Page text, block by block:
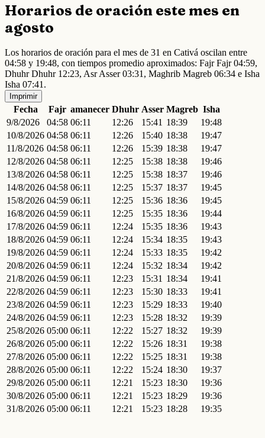
Horarios de oración este mes en
agosto
Los horarios de oración para el mes de 31 en Cativá oscilan entre
04:58 y 19:48, con tiempos promedio aproximados: Fajr Fajr 04:59,
Dhuhr Dhuhr 12:23, Asr Asser 03:31, Maghrib Magreb 06:34 e Isha
Isha 07:41.
Imprimir
Fecha Fajr amanecer Dhuhr Asser Magreb Isha
9/8/2026
04:58 06:11 12:26 15:41 18:39
19:48
10/8/2026 04:58 06:11 12:26 15:40 18:38
19:47
11/8/2026 04:58 06:11 12:26 15:39 18:38
19:47
12/8/2026 04:58 06:11 12:25 15:38 18:38
19:46
13/8/2026 04:58 06:11 12:25 15:38 18:37
19:46
14/8/2026 04:58 06:11 12:25 15:37 18:37
19:45
15/8/2026 04:59 06:11 12:25 15:36 18:36
19:45
16/8/2026 04:59 06:11 12:25 15:35 18:36
19:44
17/8/2026 04:59 06:11 12:24 15:35 18:36
19:43
18/8/2026 04:59 06:11 12:24 15:34 18:35
19:43
19/8/2026 04:59 06:11 12:24 15:33 18:35
19:42
20/8/2026 04:59 06:11 12:24 15:32 18:34
19:42
21/8/2026 04:59 06:11 12:23 15:31 18:34
19:41
22/8/2026 04:59 06:11 12:23 15:30 18:33
19:41
23/8/2026 04:59 06:11 12:23 15:29 18:33
19:40
24/8/2026 04:59 06:11 12:23 15:28 18:32
19:39
25/8/2026 05:00 06:11 12:22 15:27 18:32
19:39
26/8/2026 05:00 06:11 12:22 15:26 18:31
19:38
27/8/2026 05:00 06:11 12:22 15:25 18:31
19:38
28/8/2026 05:00 06:11 12:22 15:24 18:30
19:37
29/8/2026 05:00 06:11 12:21 15:23 18:30
19:36
30/8/2026 05:00 06:11 12:21 15:23 18:29
19:36
31/8/2026 05:00 06:11 12:21 15:23 18:28 19:35